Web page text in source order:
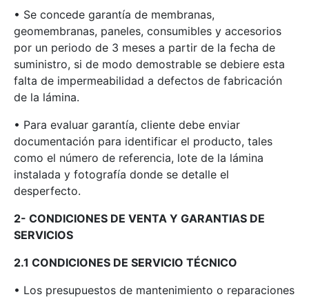
• Se concede garantía de membranas,
geomembranas, paneles, consumibles y accesorios
por un periodo de 3 meses a partir de la fecha de
suministro, si de modo demostrable se debiere esta
falta de impermeabilidad a defectos de fabricación
de la lámina.
• Para evaluar garantía, cliente debe enviar
documentación para identificar el producto, tales
como el número de referencia, lote de la lámina
instalada y fotografía donde se detalle el
desperfecto.
2- CONDICIONES DE VENTA Y GARANTIAS DE
SERVICIOS
2.1 CONDICIONES DE SERVICIO TÉCNICO
• Los presupuestos de mantenimiento o reparaciones